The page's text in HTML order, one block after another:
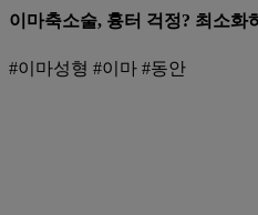
이마축소술, 흉터 걱정? 최소화
#이마성형 #이마 #동안